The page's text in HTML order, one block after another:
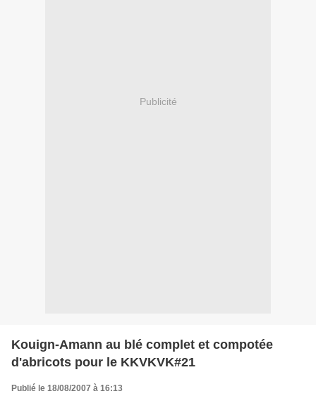
Publicité
Kouign-Amann au blé complet et compotée
d'abricots pour le KKVKVK#21
Publié le 18/08/2007 à 16:13